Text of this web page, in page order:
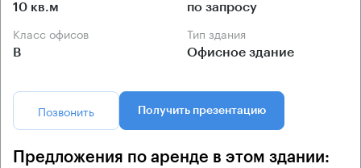
10 кв.м по запросу
Класс офисов
B
Тип здания
Офисное здание
Позвонить Получить презентацию
Предложения по аренде в этом здании: